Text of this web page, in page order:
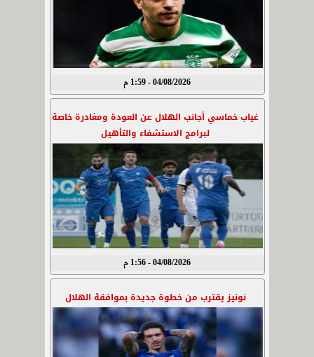
04/08/2026 - 1:59 م
غياب خماسي أجانب الهلال عن العودة ومغادرة خاصة
لبرامج الاستشفاء والتأهيل
04/08/2026 - 1:56 م
نونيز يقترب من خطوة جديدة بموافقة الهلال